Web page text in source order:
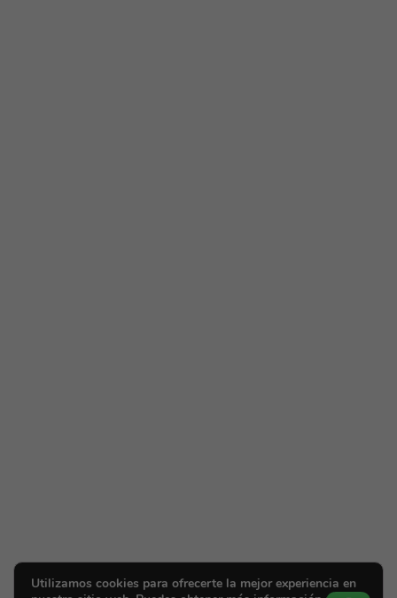
Utilizamos cookies para ofrecerte la mejor experiencia en